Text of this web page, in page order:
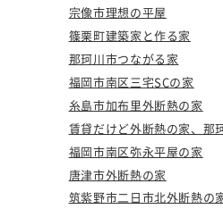
宗像市理想の平屋
篠栗町建築家と作る家
那珂川市つながる家
福岡市南区三宅SCの家
糸島市加布里外断熱の家
賃貸だけど外断熱の家、那
福岡市南区弥永平屋の家
唐津市外断熱の家
筑紫野市二日市北外断熱の